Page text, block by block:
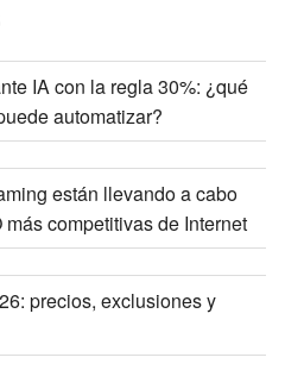
IA con la regla 30%: ¿qué
automatizar?
están llevando a cabo
competitivas de Internet
precios, exclusiones y